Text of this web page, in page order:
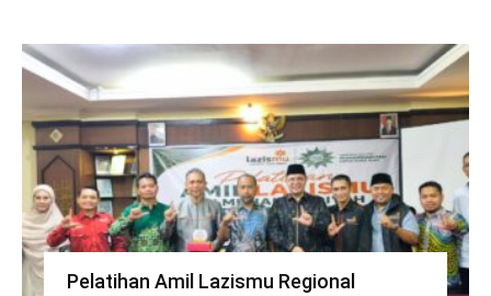
Pelatihan Amil Lazismu Regional